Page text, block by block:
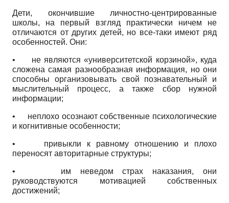
Дети, окончившие личностно-центрированные
школы, на первый взгляд практически ничем не
отличаются от других детей, но все-таки имеют ряд
особенностей. Они:
• не являются «университетской корзиной», куда
сложена самая разнообразная информация, но они
способны организовывать свой познавательный и
мыслительный процесс, а также сбор нужной
информации;
• неплохо осознают собственные психологические
и когнитивные особенности;
• привыкли к равному отношению и плохо
переносят авторитарные структуры;
• им неведом страх наказания, они
руководствуются мотивацией собственных
достижений;